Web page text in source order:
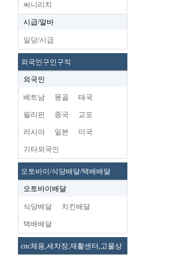
써니리치
시급/알바
일당/시급
외국인구인구직
외국인
베트남 몽골 태국
필리핀 중국 교포
러시아 일본 미국
기타외국인
오토바이/식당배달/택배배달
오토바이배달
식당배달 치킨배달
택배배달
cnc체용,세차장,재활센터,고물상